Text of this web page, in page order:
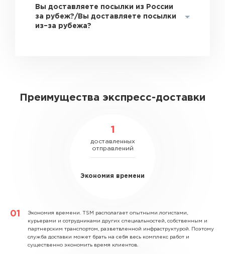
Вы доставляете посылки из России
за рубеж?/Вы доставляете посылки
из–за рубежа?
Преимущества экспресс-доставки
1
доставленных
отправлений
Экономия времени
Экономия времени. TSM располагает опытными логистами,
курьерами и сотрудниками других специальностей, собственным и
партнерским транспортом, разветвленной инфраструктурой. Поэтому
служба доставки может брать на себя весь комплекс работ и
существенно экономить время клиентов.